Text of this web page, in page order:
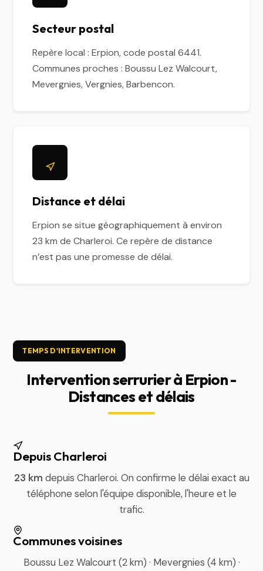
Secteur postal
Repère local : Erpion, code postal 6441.
Communes proches : Boussu Lez Walcourt,
Mevergnies, Vergnies, Barbencon.
Distance et délai
Erpion se situe géographiquement à environ
23 km de Charleroi. Ce repère de distance
n’est pas une promesse de délai.
TEMPS D'INTERVENTION
Intervention serrurier à Erpion -
Distances et délais
Depuis Charleroi
23 km depuis Charleroi. On confirme le délai exact au
téléphone selon l'équipe disponible, l'heure et le
trafic.
Communes voisines
Boussu Lez Walcourt (2 km) · Mevergnies (4 km) ·